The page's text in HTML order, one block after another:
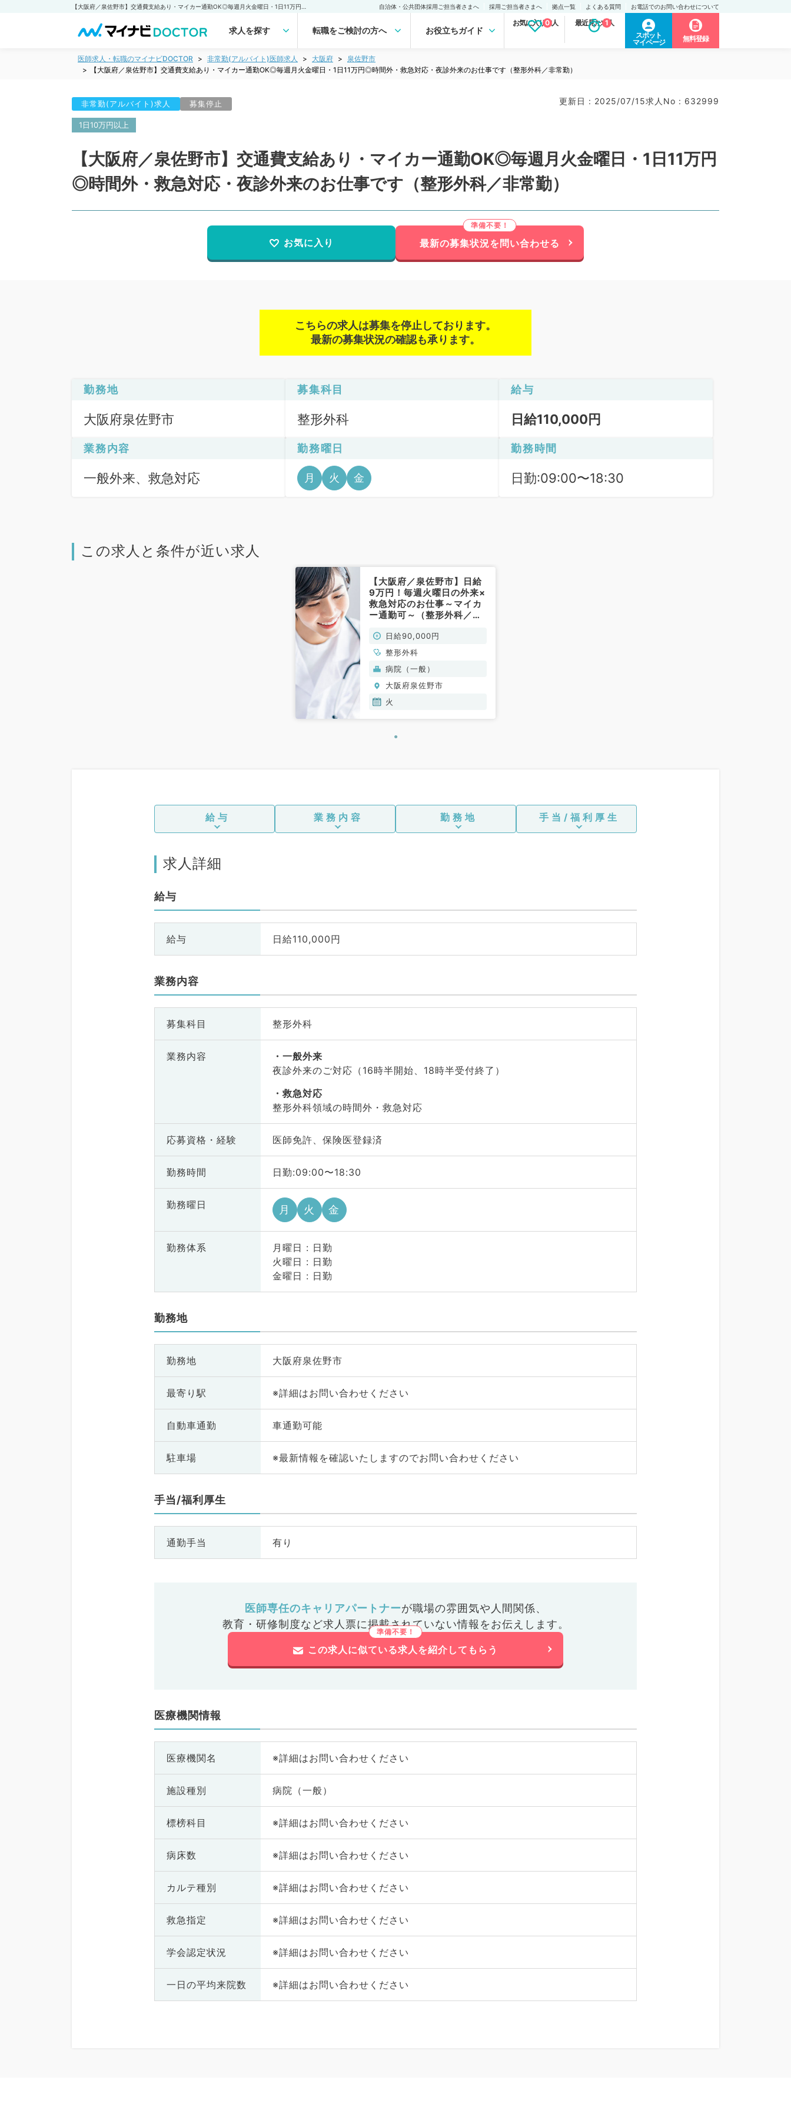
自治体・公共団体採用ご担当者さまへ 採用ご担当者さまへ 拠点一覧 よくある質問 お電話でのお問い合わせについて
求人を探す 転職をご検討の方へ お役立ちガイド
お気に入り求人
0 最近見た求人
1
スポット
マイページ
無料登録
医師求人・転職のマイナビDOCTOR 非常勤(アルバイト)医師求人 大阪府
泉佐野市
【大阪府／泉佐野市】交通費支給あり・マイカー通勤OK◎毎週月火金曜日・1日11万円◎時間外・救急対応・夜診外来のお仕事です（整形外科／非常勤）
非常勤(アルバイト)求人 募集停止 更新日 : 2025/07/15求人No : 632999
1日10万円以上
【大阪府／泉佐野市】交通費支給あり・マイカー通勤OK◎毎週月火金曜日・1日11万円
◎時間外・救急対応・夜診外来のお仕事です（整形外科／非常勤）
お気に入り 最新の募集状況を問い合わせる
こちらの求人は募集を停止しております。
最新の募集状況の確認も承ります。
勤務地
大阪府泉佐野市
募集科目
整形外科
給与
日給110,000円
業務内容
一般外来、救急対応
勤務曜日
月 火 金
勤務時間
日勤:09:00〜18:30
この求人と条件が近い求人
【大阪府／泉佐野市】日給
9万円！毎週火曜日の外来×
救急対応のお仕事～マイカ
ー通勤可～（整形外科／非
日給90,000円
整形外科
病院（一般）
大阪府泉佐野市
火
給与 業務内容 勤務地 手当/福利厚生
求人詳細
給与
給与 日給110,000円
業務内容
募集科目 整形外科
業務内容
一般外来
夜診外来のご対応（16時半開始、18時半受付終了）
救急対応
整形外科領域の時間外・救急対応
応募資格・ 経験 医師免許、保険医登録済
勤務時間 日勤:09:00〜18:30
勤務曜日 月 火 金
勤務体系
月曜日 : 日勤
火曜日 : 日勤
金曜日 : 日勤
勤務地
勤務地 大阪府泉佐野市
最寄り駅 ※詳細はお問い合わせください
自動車通勤 車通勤可能
駐車場 ※最新情報を確認いたしますのでお問い合わせください
手当/福利厚生
通勤手当 有り
医師専任のキャリアパートナーが職場の雰囲気や人間関係、
教育・研修制度など求人票に掲載されていない情報をお伝えします。
この求人に似ている求人を紹介してもらう
医療機関情報
医療機関名 ※詳細はお問い合わせください
施設種別 病院（一般）
標榜科目 ※詳細はお問い合わせください
病床数 ※詳細はお問い合わせください
カルテ種別 ※詳細はお問い合わせください
救急指定 ※詳細はお問い合わせください
学会認定状況 ※詳細はお問い合わせください
一日の平均来院数 ※詳細はお問い合わせください